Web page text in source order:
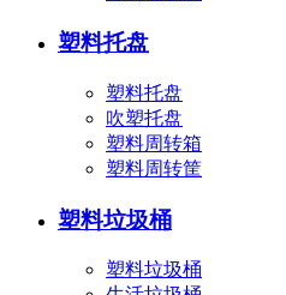
塑料托盘
塑料托盘
吹塑托盘
塑料周转箱
塑料周转筐
塑料垃圾桶
塑料垃圾桶